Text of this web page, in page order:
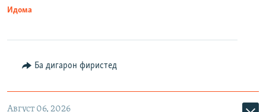
Идома
Ба дигарон фиристед
Август 06, 2026